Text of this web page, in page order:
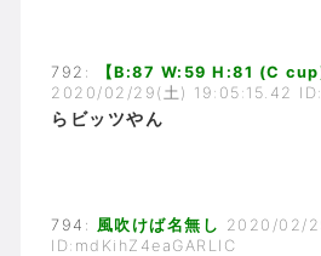
792:
【B:87 W:59 H:81 (C
2020/02/29(土) 19:05:15.42
らビッツやん
794: 風吹けば名無し 2020/02/
ID:mdKihZ4eaGARLIC